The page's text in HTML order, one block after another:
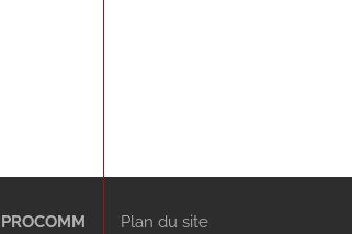
PROCOMM
Plan du site